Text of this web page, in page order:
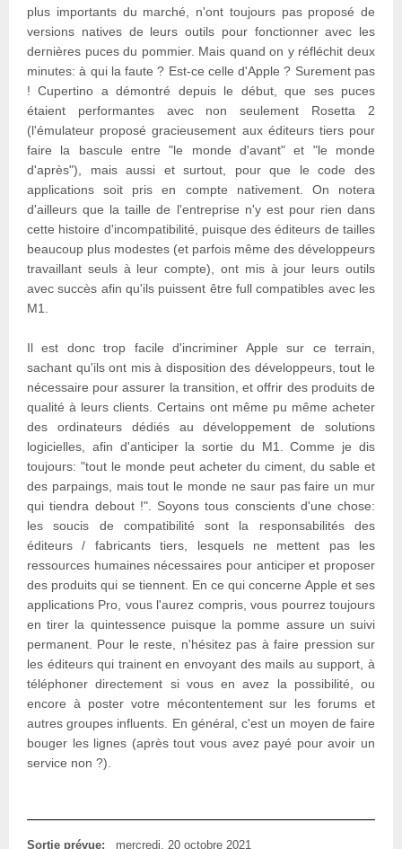
plus importants du marché, n'ont toujours pas proposé de
versions natives de leurs outils pour fonctionner avec les
dernières puces du pommier. Mais quand on y réfléchit deux
minutes: à qui la faute ? Est-ce celle d'Apple ? Surement pas
! Cupertino a démontré depuis le début, que ses puces
étaient performantes avec non seulement Rosetta 2
(l'émulateur proposé gracieusement aux éditeurs tiers pour
faire la bascule entre "le monde d'avant" et "le monde
d'après"), mais aussi et surtout, pour que le code des
applications soit pris en compte nativement. On notera
d'ailleurs que la taille de l'entreprise n'y est pour rien dans
cette histoire d'incompatibilité, puisque des éditeurs de tailles
beaucoup plus modestes (et parfois même des développeurs
travaillant seuls à leur compte), ont mis à jour leurs outils
avec succès afin qu'ils puissent être full compatibles avec les
M1.
Il est donc trop facile d'incriminer Apple sur ce terrain,
sachant qu'ils ont mis à disposition des développeurs, tout le
nécessaire pour assurer la transition, et offrir des produits de
qualité à leurs clients. Certains ont même pu même acheter
des ordinateurs dédiés au développement de solutions
logicielles, afin d'anticiper la sortie du M1. Comme je dis
toujours: "tout le monde peut acheter du ciment, du sable et
des parpaings, mais tout le monde ne saur pas faire un mur
qui tiendra debout !". Soyons tous conscients d'une chose:
les soucis de compatibilité sont la responsabilités des
éditeurs / fabricants tiers, lesquels ne mettent pas les
ressources humaines nécessaires pour anticiper et proposer
des produits qui se tiennent. En ce qui concerne Apple et ses
applications Pro, vous l'aurez compris, vous pourrez toujours
en tirer la quintessence puisque la pomme assure un suivi
permanent. Pour le reste, n'hésitez pas à faire pression sur
les éditeurs qui trainent en envoyant des mails au support, à
téléphoner directement si vous en avez la possibilité, ou
encore à poster votre mécontentement sur les forums et
autres groupes influents. En général, c'est un moyen de faire
bouger les lignes (après tout vous avez payé pour avoir un
service non ?).
Sortie prévue: mercredi, 20 octobre 2021